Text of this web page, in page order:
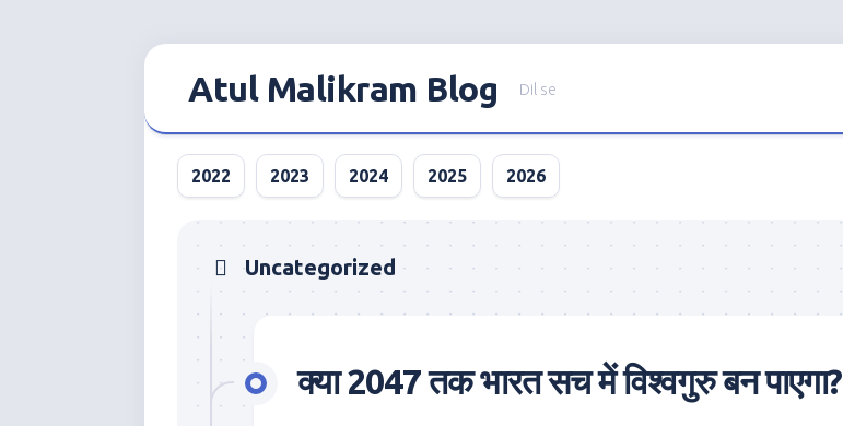
Atul Malikram Blog Dil se
2022 2023 2024 2025 2026
Uncategorized
क्या 2047 तक भारत सच में विश्वगुरु बन पाएगा?